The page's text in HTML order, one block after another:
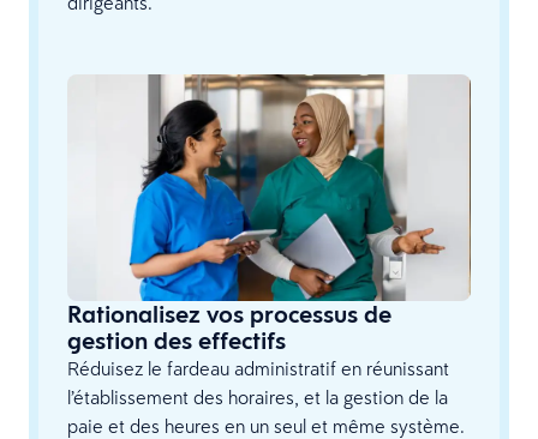
Rationalisez vos processus de
gestion des effectifs
Réduisez le fardeau administratif en réunissant
l’établissement des horaires, et la gestion de la
paie et des heures en un seul et même système.